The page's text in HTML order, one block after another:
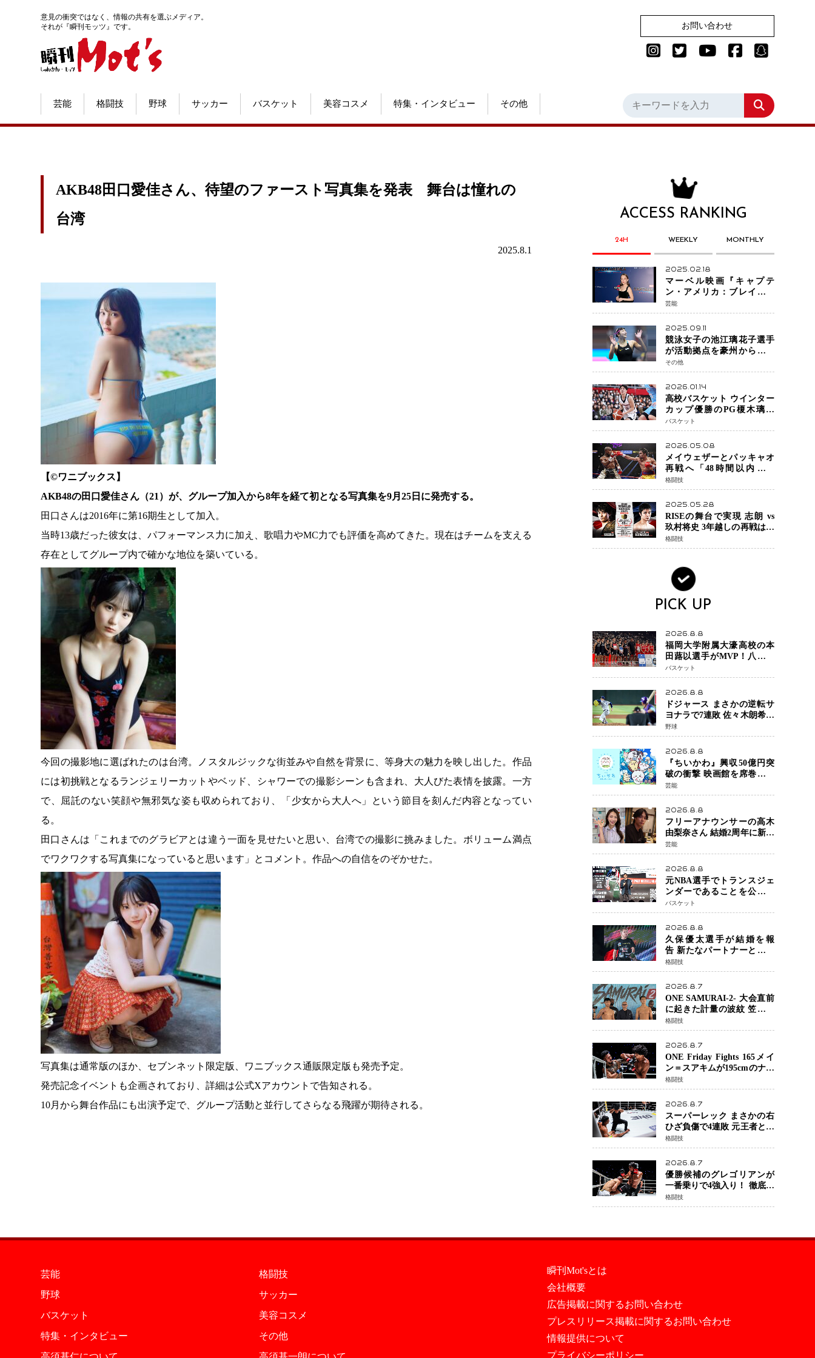
意見の衝突ではなく、情報の共有を選ぶメディア。
それが『瞬刊モッツ』です。
お問い合わせ
芸能 格闘技 野球 サッカー バスケット 美容コスメ 特集・インタビュー その他
AKB48田口愛佳さん、待望のファースト写真集を発表 舞台は憧れの
台湾
2025.8.1
【©️ワニブックス】
AKB48の田口愛佳さん（21）が、グループ加入から8年を経て初となる写真集を9月25日に発売する。
田口さんは2016年に第16期生として加入。
当時13歳だった彼女は、パフォーマンス力に加え、歌唱力やMC力でも評価を高めてきた。現在はチームを支える
存在としてグループ内で確かな地位を築いている。
今回の撮影地に選ばれたのは台湾。ノスタルジックな街並みや自然を背景に、等身大の魅力を映し出した。作品
には初挑戦となるランジェリーカットやベッド、シャワーでの撮影シーンも含まれ、大人びた表情を披露。一方
で、屈託のない笑顔や無邪気な姿も収められており、「少女から大人へ」という節目を刻んだ内容となってい
る。
田口さんは「これまでのグラビアとは違う一面を見せたいと思い、台湾での撮影に挑みました。ボリューム満点
でワクワクする写真集になっていると思います」とコメント。作品への自信をのぞかせた。
写真集は通常版のほか、セブンネット限定版、ワニブックス通販限定版も発売予定。
発売記念イベントも企画されており、詳細は公式Xアカウントで告知される。
10月から舞台作品にも出演予定で、グループ活動と並行してさらなる飛躍が期待される。
ACCESS RANKING
24H WEEKLY MONTHLY
2025.02.18
マーベル映画『キャプテ
ン・アメリカ：ブレイブ・
ニュー・ワールド』 新ブラ
ック・ウィドウ役のシラ・
ハースとは！？
芸能
2025.09.11
競泳女子の池江璃花子選手
が活動拠点を豪州から日本
へ！ 豪州での挑戦を糧に、
28年ロサンゼルス五輪へ再
始動
その他
2026.01.14
高校バスケット ウインター
カップ優勝のPG榎木璃旺
（えのき・りお）がプロの
現場へ―。
バスケット
2026.05.08
メイウェザーとパッキャオ
再戦へ「48時間以内に決
着」公式戦かエキシビショ
ンか混迷続く
格闘技
2025.05.28
RISEの舞台で実現 志朗 vs
玖村将史 3年越しの再戦は世
界王座戦に！
格闘技
PICK UP
2026.8.8
福岡大学附属大濠高校の本
田蕗以選手がMVP！八村塁
主宰「BLACK SAMURAI
SUMMIT 2026」で存在感
NBAへの夢へ大きな一歩
「自信になった」
バスケット
2026.8.8
ドジャース まさかの逆転サ
ヨナラで7連敗 佐々木朗希投
手が6回2失点の力投も勝利
届かず、大谷翔平は好機で
悔しい併殺打
野球
2026.8.8
『ちいかわ』興収50億円突
破の衝撃 映画館を席巻する
「日本発コンテンツ」の強
さ スパイダーマン、モア
ナら世界級作品と並ぶ存在
感
芸能
2026.8.8
フリーアナウンサーの高木
由梨奈さん 結婚2周年に新た
な家族を迎える喜びを報
告 夫・岸田タツヤさんと
連名「夫婦ともに幸せに感
じています」
芸能
2026.8.8
元NBA選手でトランスジェ
ンダーであることを公にし
ているエネス・カンターが
WNBAドラフト参戦を表明
「参加資格を満たしてい
る」異例の挑戦、その背景
に女子スポーツを巡る議論
バスケット
2026.8.8
久保優太選手が結婚を報
告 新たなパートナーと歩む
「集大成の一年」競技生活
を支える存在に感謝
格闘技
2026.8.7
ONE SAMURAI-2- 大会直前
に起きた計量の波紋 笠原弘
希ら注目ファイターは契約
体重で決戦へ、山本歩夢と
平山諒選手戦は中止に
格闘技
2026.8.7
ONE Friday Fights 165メイ
ン＝スアキムが195cmのナビ
ル・アナンからダウン奪
取！猛反撃を耐え抜き判定
勝利、8連勝を達成
格闘技
2026.8.7
スーパーレック まさかの右
ひざ負傷で4連敗 元王者とし
て異例の苦境…「アクシデ
ント」でも消えない危険信
号
格闘技
2026.8.7
優勝候補のグレゴリアンが
一番乗りで4強入り！ 徹底し
たローキックでウスビャン
を攻略、判定勝利
格闘技
芸能
格闘技
野球
サッカー
バスケット
美容コスメ
特集・インタビュー
その他
瞬刊Mot'sとは
会社概要
広告掲載に関するお問い合わせ
プレスリリース掲載に関するお問い合わせ
情報提供について
プライバシーポリシー